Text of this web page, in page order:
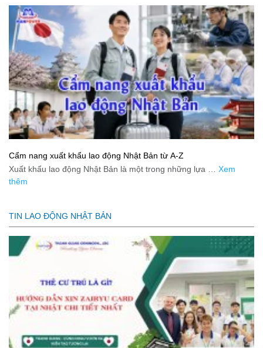
Cẩm nang xuất khẩu lao động Nhật Bản từ A-Z
Xuất khẩu lao động Nhật Bản là một trong những lựa … Xem
thêm
TIN LAO ĐỘNG NHẬT BẢN